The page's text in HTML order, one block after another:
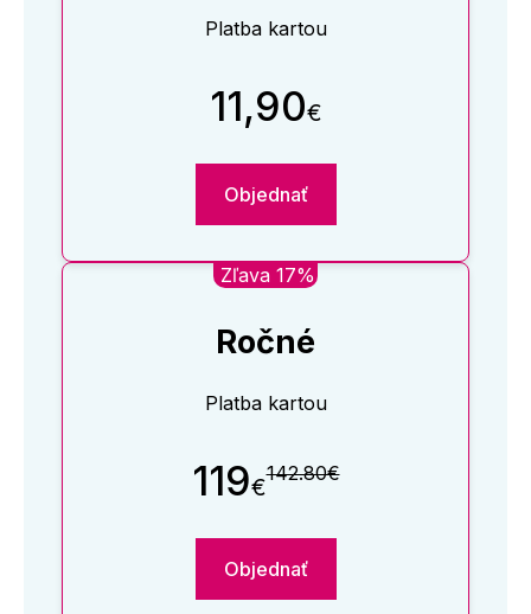
Platba kartou
11,90€
Objednať
Zľava 17%
Ročné
Platba kartou
119€142.80€
Objednať